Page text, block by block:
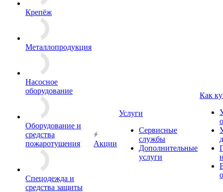
Крепёж
Металлопродукция
Насосное
оборудование
Оборудование и
средства
пожаротушения
Спецодежда и
средства защиты
Акции
Услуги
Сервисные
службы
Дополнительные
услуги
Как